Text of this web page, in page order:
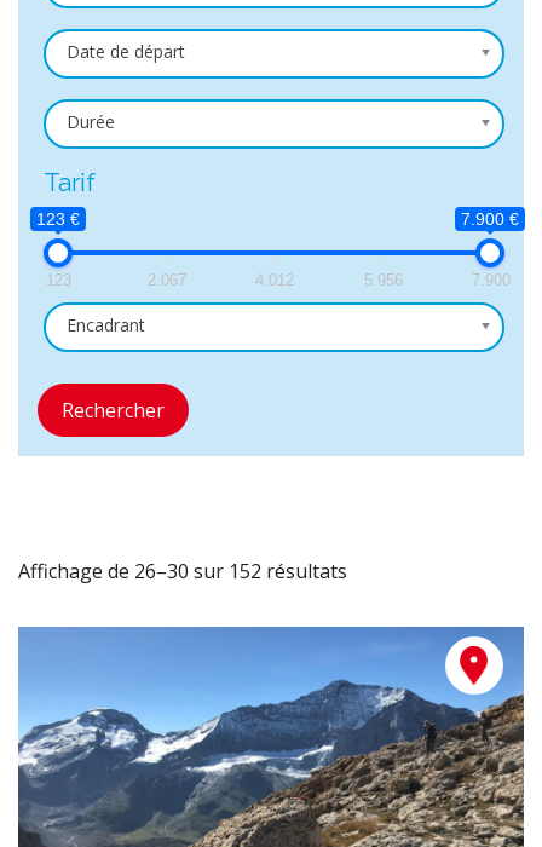
Date de départ
Durée
Tarif
123 € 7.900 €
123 2.067 4.012 5.956 7.900
Encadrant
Rechercher
Affichage de 26–30 sur 152 résultats